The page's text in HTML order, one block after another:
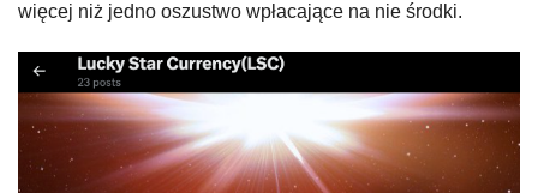
więcej niż jedno oszustwo wpłacające na nie środki.